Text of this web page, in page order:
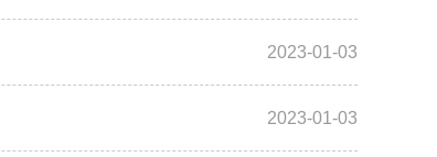
2023-01-03
2023-01-03